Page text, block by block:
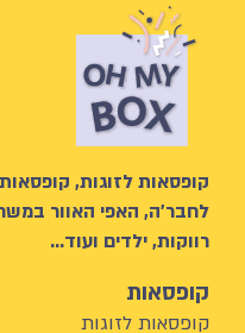
קופסאות לזוגות,
לחבר’ה, האפי האוור
רווקות, ילדים ועוד…
קופסאות
קופסאות לזוגות